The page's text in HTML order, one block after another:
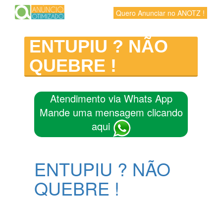
Quero Anunciar no ANOTZ !
ENTUPIU ? NÃO
QUEBRE !
Atendimento via Whats App
Mande uma mensagem clicando
aqui
ENTUPIU ? NÃO
QUEBRE !